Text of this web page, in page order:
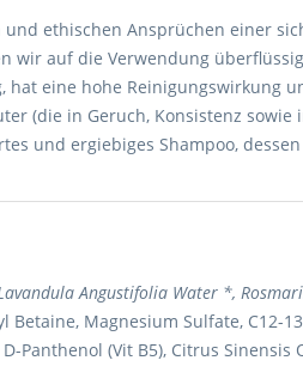
ethischen Ansprüchen einer
auf die Verwendung
eine hohe Reinigungswirkung
(die in Geruch, Konsistenz
und ergiebiges Shampoo,
Angustifolia Water *,
Magnesium Sulfate, C12-
Panthenol (Vit B5), Citrus